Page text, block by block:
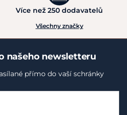
Více než 250 dodavatelů
Všechny značky
našeho newsletteru
přímo do vaší schránky